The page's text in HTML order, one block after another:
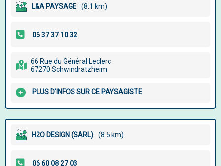
L&A PAYSAGE (8.1 km)
66 Rue du Général Leclerc
67270 Schwindratzheim
PLUS D'INFOS SUR CE PAYSAGISTE
H2O DESIGN (SARL) (8.5 km)